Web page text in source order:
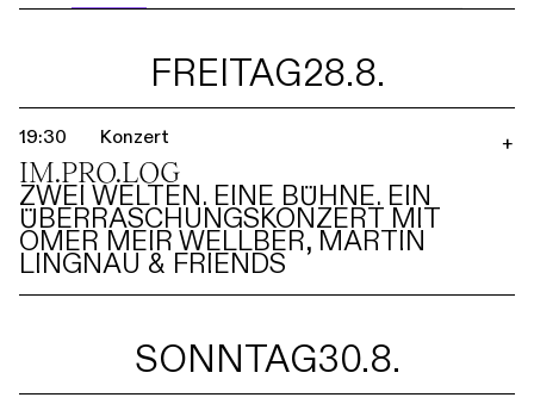
FREITAG28.8.
19:30 Konzert
IM.PRO.LOG
ZWEI WELTEN. EINE BÜHNE. EIN
ÜBERRASCHUNGSKONZERT MIT
OMER MEIR WELLBER, MARTIN
LINGNAU & FRIENDS
+
SONNTAG30.8.